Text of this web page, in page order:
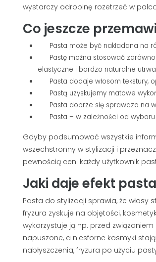
MĘSKA DEPILACJA STREF
INTYMNYCH
199830 wyświetlenia
Męska depilacja stref intymnych
polega na usuwaniu owłosienia z
okolic, które nie są eksponowane.
JAK
musi
Czytaj
wystarczy odrobinę rozetrzeć w
Co jeszcze
Pasta może być nakładana na
Pastę można stosować zarówno
elastyczne i bardzo naturalne
Pasta dodaje włosom tekstury,
Pastą uzyskujemy matowe
Pasta dobrze się sprawdza na
Pasta – w zależności od wyboru
Gdyby podsumować wszystkie
wszechstronny w stylizacji i
pewnością ceni każdy użytkownik
Jaki daje efekt
Pasta do stylizacji sprawia, że włosy
fryzura zyskuje na objętości,
wykorzystuje ją np. przed związaniem
napuszone, a niesforne kosmyki
nabłyszczenia, fryzura po użyciu